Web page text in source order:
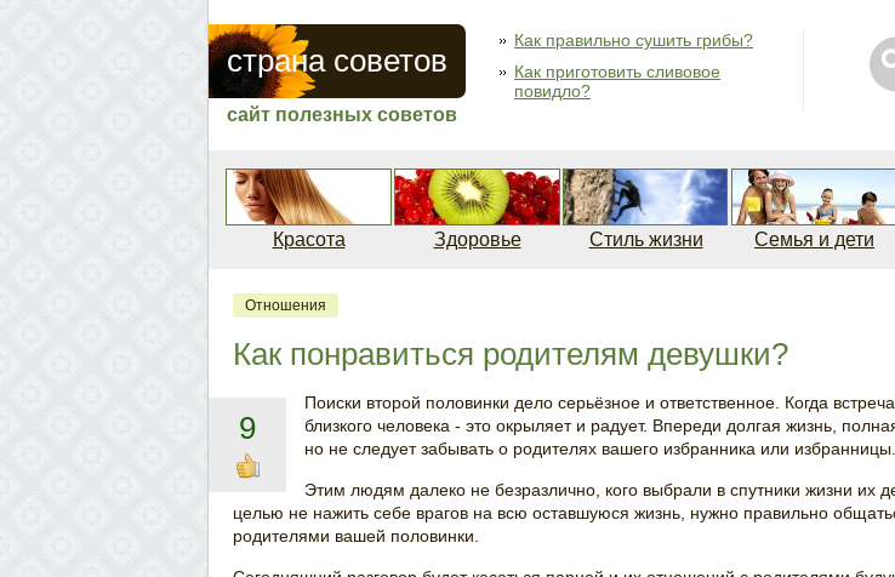
страна советов
сайт полезных советов
Как правильно сушить грибы?
Как приготовить сливовое
повидло?
Красота Здоровье Стиль жизни Семья и дети
Отношения
Как понравиться родителям девушки?
9
Поиски второй половинки дело серьёзное и ответственное. Когда
близкого человека - это окрыляет и радует. Впереди долгая жизнь,
но не следует забывать о родителях вашего избранника или избранницы.
Этим людям далеко не безразлично, кого выбрали в спутники жизни их
целью не нажить себе врагов на всю оставшуюся жизнь, нужно правильно
родителями вашей половинки.